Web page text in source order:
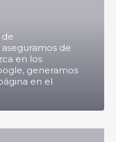
de
de
en los
generamos
en el